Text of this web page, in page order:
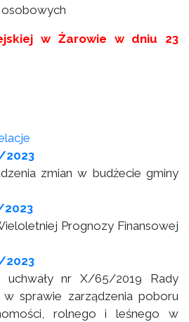
osobowych
w Żarowie w dniu 23
2023
zmian w budżecie gminy
2023
Prognozy Finansowej
2023
uchwały nr X/65/2019 Rady
sprawie zarządzenia poboru
rolnego i leśnego w